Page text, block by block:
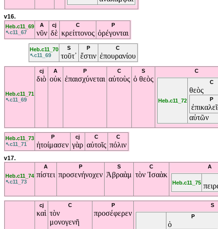
v16.
Heb.c11_69
↖c11_67
A
νῦν
cj
δὲ
C
κρείττονος
P
ὀρέγονται
Heb.c11_70
↖c11_69
S
τοῦτ᾽
P
ἔστιν
C
ἐπουρανίου
Heb.c11_71
↖c11_69
cj
διὸ
A
οὐκ
P
ἐπαισχύνεται
C
αὐτοὺς
S
ὁ θεὸς
C
Heb.c11_72
C
θεὸς
P
αὐτῶν
Heb.c11_73
↖c11_71
P
ἡτοίμασεν
cj
γὰρ
C
αὐτοῖς
C
πόλιν
v17.
Heb.c11_74
↖c11_73
A
πίστει
P
προσενήνοχεν
S
Ἀβραὰμ
C
τὸν Ἰσαὰκ
A
Heb.c11_75
cj
καὶ
C
τὸν
μονογενῆ
P
προσέφερεν
S
P
ὁ